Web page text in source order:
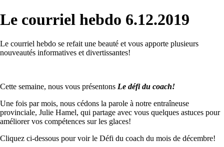
Le courriel hebdo 6.12.2019
Le courriel hebdo se refait une beauté et vous apporte plusieurs
nouveautés informatives et divertissantes!
Cette semaine, nous vous présentons Le défi du coach!
Une fois par mois, nous cédons la parole à notre entraîneuse
provinciale, Julie Hamel, qui partage avec vous quelques astuces pour
améliorer vos compétences sur les glaces!
Cliquez ci-dessous pour voir le Défi du coach du mois de décembre!